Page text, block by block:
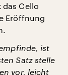
das Cello
Eröffnung
ist
Satz stelle
vor, leicht